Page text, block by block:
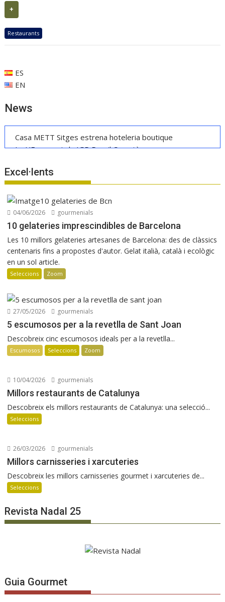
+
Restaurants
ES
EN
News
Casa METT Sitges estrena hoteleria boutique
La UE reconeix la IGP Pernil Cerretà
Les Manyes 2021 de Terroir al Límit
Manuel Raventós Negra Magnum 2018
Osteria Condal obre a Barcelona
Excel·lents
04/06/2026 gourmenials
10 gelateries imprescindibles de Barcelona
Les 10 millors gelateries artesanes de Barcelona: des de clàssics
centenaris fins a propostes d'autor. Gelat italià, català i ecològic
en un sol article.
Seleccions Zoom
27/05/2026 gourmenials
5 escumosos per a la revetlla de Sant Joan
Descobreix cinc escumosos ideals per a la revetlla...
Escumosos Seleccions Zoom
10/04/2026 gourmenials
Millors restaurants de Catalunya
Descobreix els millors restaurants de Catalunya: una selecció...
Seleccions
26/03/2026 gourmenials
Millors carnisseries i xarcuteries
Descobreix les millors carnisseries gourmet i xarcuteries de...
Seleccions
Revista Nadal 25
Guia Gourmet